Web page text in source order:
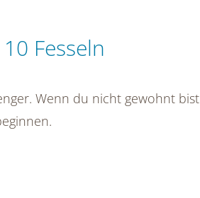
Fesseln
Wenn du nicht gewohnt bist